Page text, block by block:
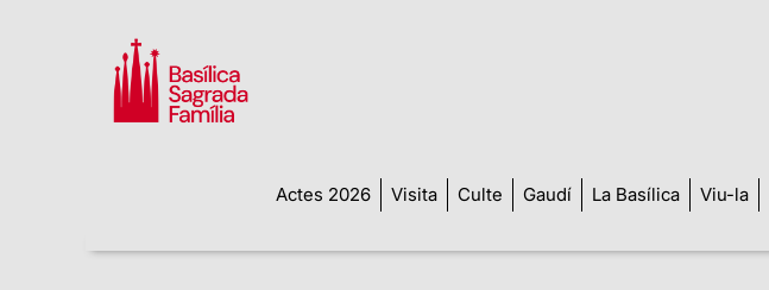
Actes 2026 Visita Culte Gaudí La Basílica Viu-la